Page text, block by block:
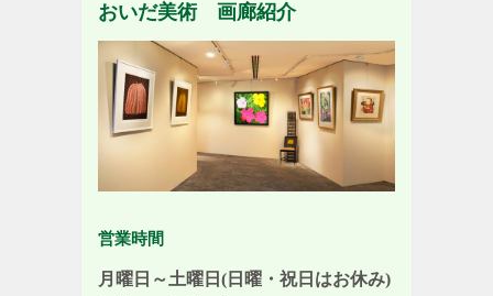
おいだ美術 画廊紹介
営業時間
月曜日～土曜日(日曜・祝日はお休み)